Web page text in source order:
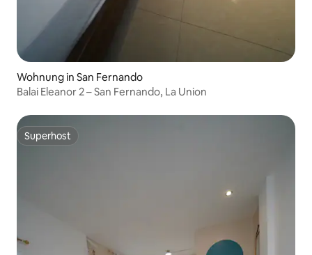
Wohnung in San Fernando
Balai Eleanor 2 – San Fernando, La Union
Superhost
Superhost